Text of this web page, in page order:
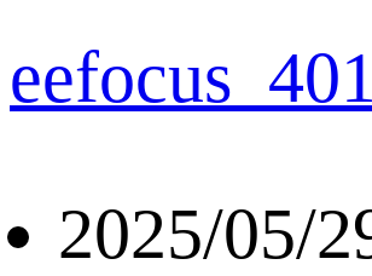
2025/05/